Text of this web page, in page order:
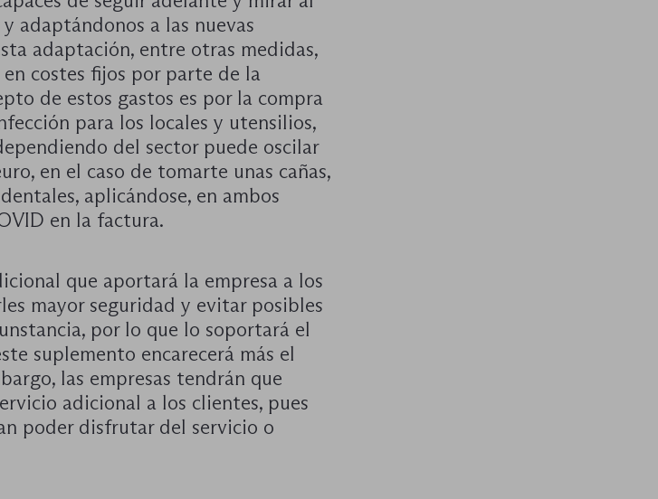
adaptándonos a las nuevas
adaptación, entre otras medidas,
costes fijos por parte de la
de estos gastos es por la compra
para los locales y utensilios,
del sector puede oscilar
en el caso de tomarte unas cañas,
aplicándose, en ambos
en la factura.
que aportará la empresa a los
mayor seguridad y evitar posibles
por lo que lo soportará el
suplemento encarecerá más el
las empresas tendrán que
adicional a los clientes, pues
poder disfrutar del servicio o